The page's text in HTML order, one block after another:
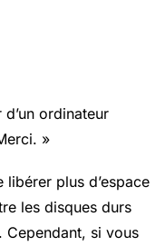
ordinateur
»
plus d’espace
les disques durs
Cependant, si vous